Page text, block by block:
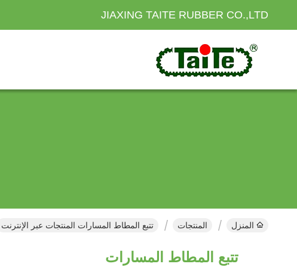
JIAXING TAITE RUBBER CO.,LTD
المنزل المنتجات تتبع المطاط المسارات المنتجات عبر الإنترنت
تتبع المطاط المسارات